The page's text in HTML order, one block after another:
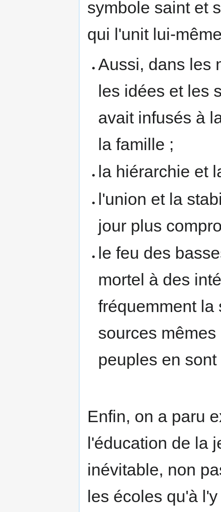
symbole saint et
qui l'unit lui-
Aussi, dans les
les idées et les
avait infusés à
la famille ;
la hiérarchie et
l'union et la
jour plus
le feu des
mortel à des
fréquemment la
sources
peuples en
Enfin, on a paru
l'éducation de la
inévitable, non
les écoles qu'à